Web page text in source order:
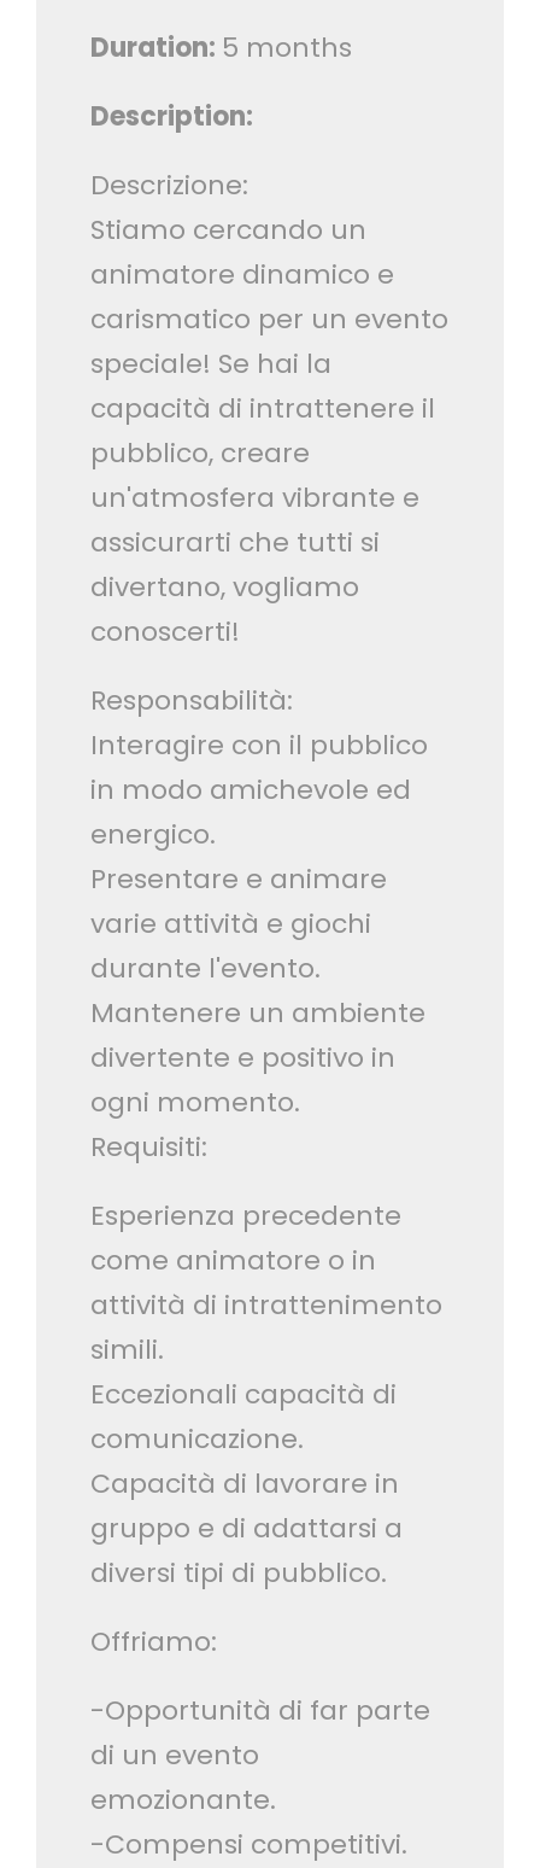
Duration: 5 months
Description:
Descrizione:
Stiamo cercando un
animatore dinamico e
carismatico per un evento
speciale! Se hai la
capacità di intrattenere il
pubblico, creare
un'atmosfera vibrante e
assicurarti che tutti si
divertano, vogliamo
conoscerti!
Responsabilità:
Interagire con il pubblico
in modo amichevole ed
energico.
Presentare e animare
varie attività e giochi
durante l'evento.
Mantenere un ambiente
divertente e positivo in
ogni momento.
Requisiti:
Esperienza precedente
come animatore o in
attività di intrattenimento
simili.
Eccezionali capacità di
comunicazione.
Capacità di lavorare in
gruppo e di adattarsi a
diversi tipi di pubblico.
Offriamo:
-Opportunità di far parte
di un evento
emozionante.
-Compensi competitivi.